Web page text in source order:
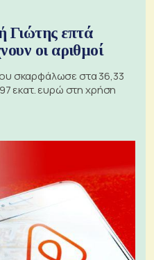
Γιώτης επτά
οι αριθμοί
σκαρφάλωσε στα 36,33
εκατ. ευρώ στη χρήση